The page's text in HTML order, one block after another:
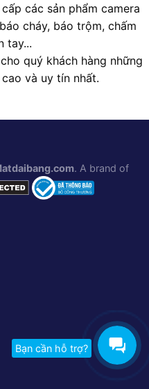
các sản phẩm camera
cháy, báo trộm, chấm
tay...
quý khách hàng những
và uy tín nhất.
Bạn cần hỗ trợ?
. A brand of